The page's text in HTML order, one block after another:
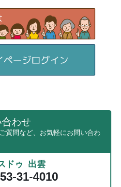
わせ
質問など、お気軽にお問い合わ
ドゥ 出雲
31-4010